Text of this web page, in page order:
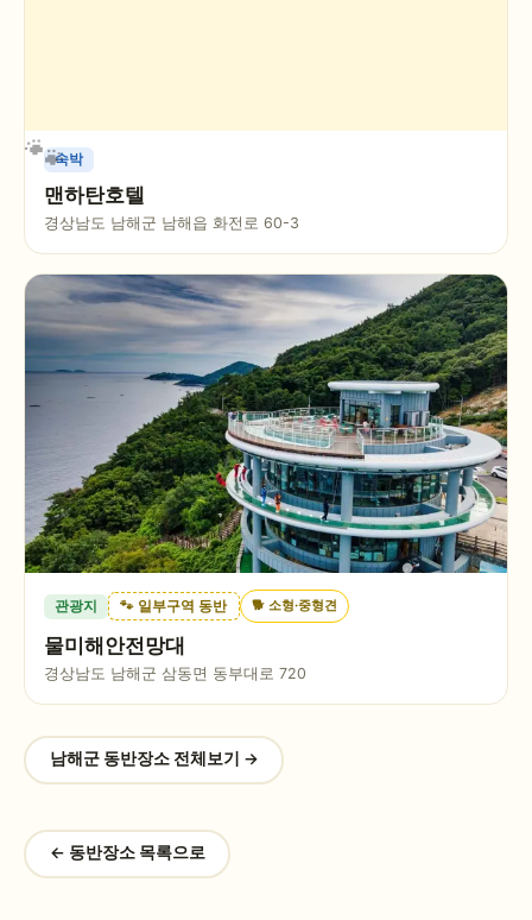
숙박
맨하탄호텔
경상남도 남해군 남해읍 화전로 60-3
관광지 🐾 일부구역 동반 🐕 소형·중형견
물미해안전망대
경상남도 남해군 삼동면 동부대로 720
남해군동반장소 전체보기 →
← 동반장소 목록으로